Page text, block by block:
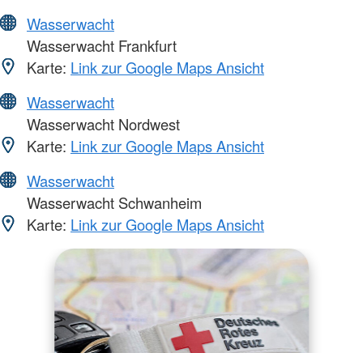
Wasserwacht
Wasserwacht Frankfurt
Karte: Link zur Google Maps Ansicht
Wasserwacht
Wasserwacht Nordwest
Karte: Link zur Google Maps Ansicht
Wasserwacht
Wasserwacht Schwanheim
Karte: Link zur Google Maps Ansicht